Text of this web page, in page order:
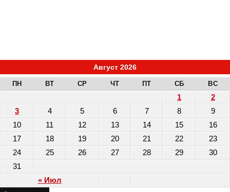
Август 2026
ПН ВТ СР ЧТ ПТ СБ ВС
« Июл
1
2
3
4 5 6 7 8
9
10
11 12 13 14 15
16
17
18 19 20 21 22
23
24
25 26 27 28 29
30
31